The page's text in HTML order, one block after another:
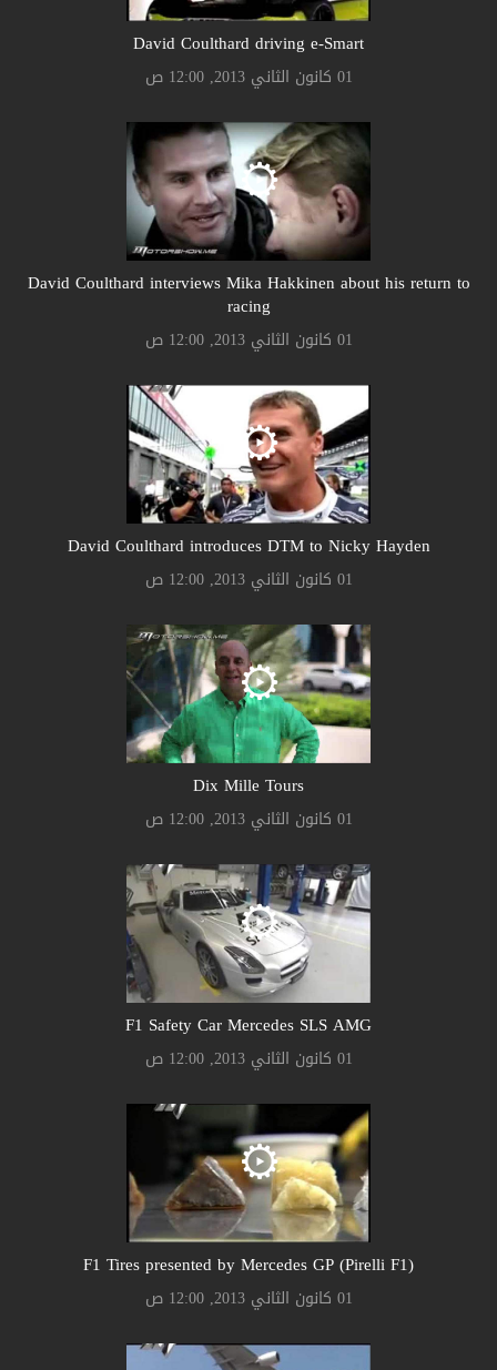
David Coulthard driving e-Smart
01 كانون الثاني 2013, 12:00 ص
David Coulthard interviews Mika Hakkinen about his return to
racing
01 كانون الثاني 2013, 12:00 ص
David Coulthard introduces DTM to Nicky Hayden
01 كانون الثاني 2013, 12:00 ص
Dix Mille Tours
01 كانون الثاني 2013, 12:00 ص
F1 Safety Car Mercedes SLS AMG
01 كانون الثاني 2013, 12:00 ص
F1 Tires presented by Mercedes GP (Pirelli F1)
01 كانون الثاني 2013, 12:00 ص